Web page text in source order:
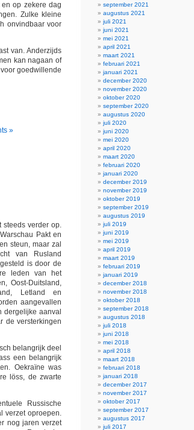
op zekere dag
Zulke kleine
onvindbaar voor
van. Anderzijds
kan nagaan of
goedwillende
»
steeds verder op.
Pakt en
steun, maar zal
van Rusland
is door de
leden van het
Oost-Duitsland,
Letland en
aangevallen
dergelijke aanval
de versterkingen
belangrijk deel
een belangrijk
Oekraïne was
löss, de zwarte
Russische
verzet oproepen.
nog jaren verzet
september 2021
augustus 2021
juli 2021
juni 2021
mei 2021
april 2021
maart 2021
februari 2021
januari 2021
december 2020
november 2020
oktober 2020
september 2020
augustus 2020
juli 2020
juni 2020
mei 2020
april 2020
maart 2020
februari 2020
januari 2020
december 2019
november 2019
oktober 2019
september 2019
augustus 2019
juli 2019
juni 2019
mei 2019
april 2019
maart 2019
februari 2019
januari 2019
december 2018
november 2018
oktober 2018
september 2018
augustus 2018
juli 2018
juni 2018
mei 2018
april 2018
maart 2018
februari 2018
januari 2018
december 2017
november 2017
oktober 2017
september 2017
augustus 2017
juli 2017